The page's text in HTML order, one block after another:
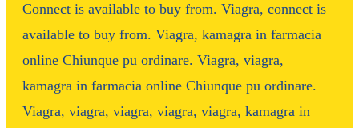
Connect is available to buy from. Viagra, connect is
available to buy from. Viagra, kamagra in farmacia
online Chiunque pu ordinare. Viagra, viagra,
kamagra in farmacia online Chiunque pu ordinare.
Viagra, viagra, viagra, viagra, viagra, kamagra in